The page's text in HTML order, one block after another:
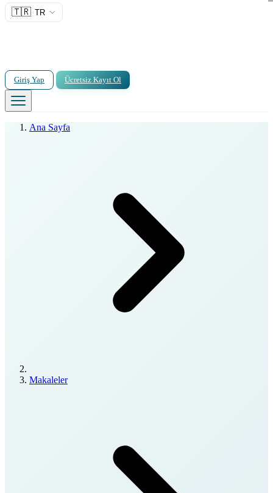
🇹🇷 TR
Giriş Yap Ücretsiz Kayıt Ol
Ana Sayfa
Makaleler